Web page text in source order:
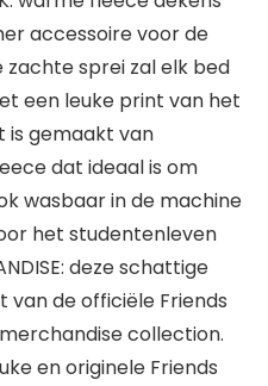
accessoire voor de
zachte sprei zal elk bed
een leuke print van het
is gemaakt van
dat ideaal is om
wasbaar in de machine
het studentenleven
deze schattige
van de officiële Friends
collection.
en originele Friends